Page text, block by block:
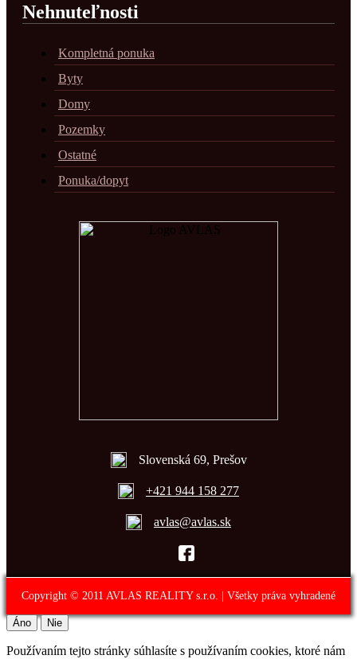
Nehnuteľnosti
Kompletná ponuka
Byty
Domy
Pozemky
Ostatné
Ponuka/dopyt
Slovenská 69, Prešov
+421 944 158 277
avlas@avlas.sk
Copyright © 2011 AVLAS REALITY s.r.o. | Všetky práva vyhradené
Áno Nie
Používaním tejto stránky súhlasíte s používaním cookies, ktoré nám